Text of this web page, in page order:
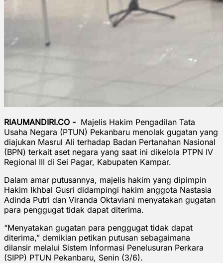
RIAUMANDIRI.CO - Majelis Hakim Pengadilan Tata
Usaha Negara (PTUN) Pekanbaru menolak gugatan yang
diajukan Masrul Ali terhadap Badan Pertanahan Nasional
(BPN) terkait aset negara yang saat ini dikelola PTPN IV
Regional III di Sei Pagar, Kabupaten Kampar.
Dalam amar putusannya, majelis hakim yang dipimpin
Hakim Ikhbal Gusri didampingi hakim anggota Nastasia
Adinda Putri dan Viranda Oktaviani menyatakan gugatan
para penggugat tidak dapat diterima.
“Menyatakan gugatan para penggugat tidak dapat
diterima,” demikian petikan putusan sebagaimana
dilansir melalui Sistem Informasi Penelusuran Perkara
(SIPP) PTUN Pekanbaru, Senin (3/6).